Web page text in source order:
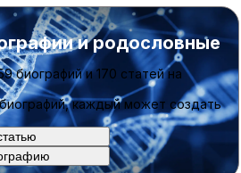
и родословные
биографийи170 статейна
каждый может создать